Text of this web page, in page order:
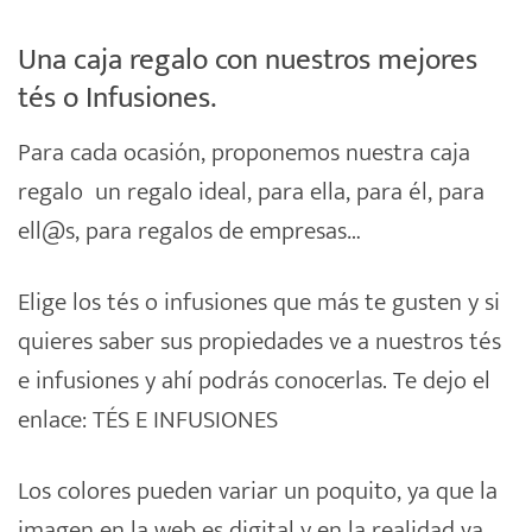
Una caja regalo con nuestros mejores
tés o Infusiones.
Para cada ocasión, proponemos nuestra caja
regalo un regalo ideal, para ella, para él, para
ell@s, para regalos de empresas…
Elige los tés o infusiones que más te gusten y si
quieres saber sus propiedades ve a nuestros tés
e infusiones y ahí podrás conocerlas. Te dejo el
enlace:TÉS E INFUSIONES
Los colores pueden variar un poquito, ya que la